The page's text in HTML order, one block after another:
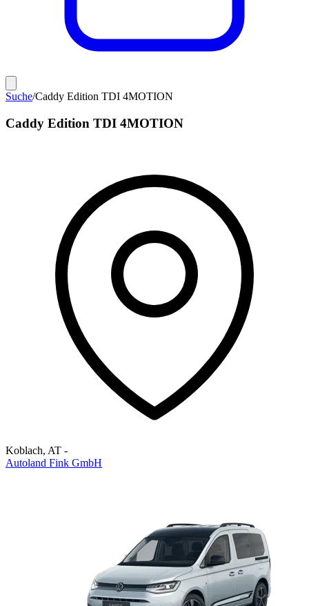
Suche/Caddy Edition TDI 4MOTION
Caddy Edition TDI 4MOTION
Koblach, AT -
Autoland Fink GmbH